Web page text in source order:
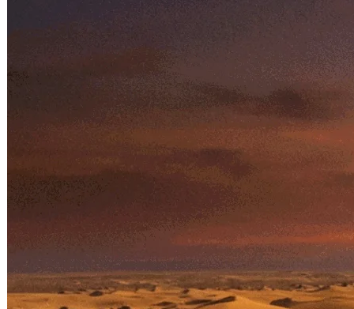
望的旋律，許多四、五年級的台灣人腦
海中浮現的，可能是黃俊雄布袋戲《雲
州大儒俠…